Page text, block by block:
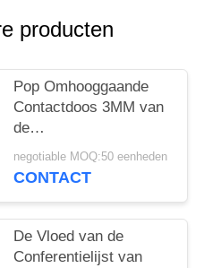
producten
Pop Omhooggaande
Contactdoos 3MM van
de
vergaderzaaldesktop
Vierkante AC van het
negotiable MOQ:50 eenheden
CONTACT
De Vloed van de
Conferentielijst van